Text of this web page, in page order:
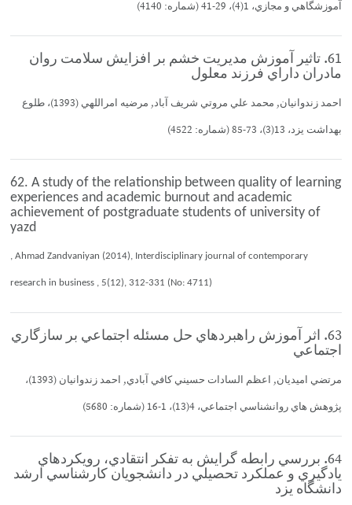
آموزشگاهي و مجازي، 1(4)، 29-41 (شماره: 4140)
61. تاثير آموزش مديريت خشم بر افزايش سلامت روان
مادران داراي فرزند معلول
احمد زندوانيان, محمد علي مروتي شريف آباد, مرضيه امراللهي (1393)، طلوع
بهداشت يزد، 13(3)، 73-85 (شماره: 4522)
62. A study of the relationship between quality of learning
experiences and academic burnout and academic
achievement of postgraduate students of university of
yazd
, Ahmad Zandvaniyan (2014), Interdisciplinary journal of contemporary
research in business , 5(12), 312-331 (No: 4711)
63. اثر آموزش راهبردهاي حل مسئله اجتماعي بر سازگاري
اجتماعي
مرتضي اميديان, اعظم السادات حسيني كافي آبادي, احمد زندوانيان (1393)،
پژوهش هاي روانشناسي اجتماعي، 4(13)، 1-16 (شماره: 5680)
64. بررسي رابطه گرايش به تفكر انتقادي، رويكردهاي
يادگيري و عملكرد تحصيلي در دانشجويان كارشناسي ارشد
دانشگاه يزد